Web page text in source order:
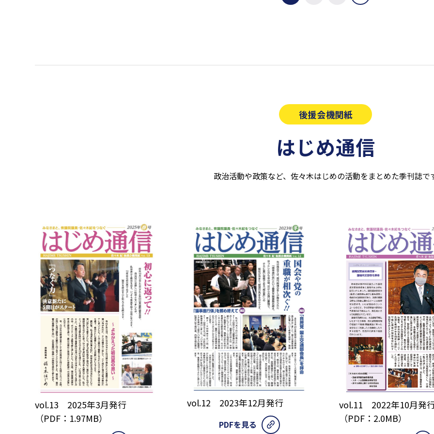
後援会機関紙
はじめ通信
政治活動や政策など、佐々木はじめの活動をまとめた季刊誌で
vol.13 2025年3月発行
（PDF：1.97MB）
vol.12 2023年12月発行
PDFを見る
vol.11 2022年10月発
（PDF：2.0MB）